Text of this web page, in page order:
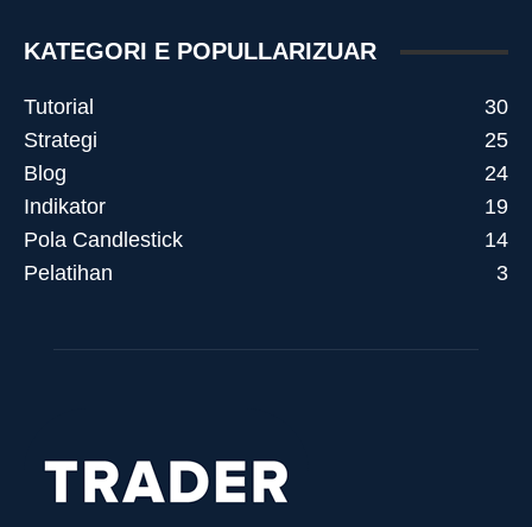
KATEGORI E POPULLARIZUAR
Tutorial
30
Strategi
25
Blog
24
Indikator
19
Pola Candlestick
14
Pelatihan
3